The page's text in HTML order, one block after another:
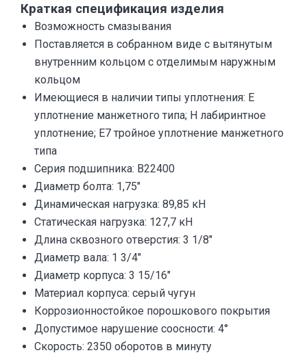
Краткая спецификация изделия
Возможность смазывания
Поставляется в собранном виде с вытянутым
внутренним кольцом с отделимым наружным
кольцом
Имеющиеся в наличии типы уплотнения: E
уплотнение манжетного типа; H лабиринтное
уплотнение; E7 тройное уплотнение манжетного
типа
Серия подшипника: B22400
Диаметр болта: 1,75″
Динамическая нагрузка: 89,85 кН
Статическая нагрузка: 127,7 кН
Длина сквозного отверстия: 3 1/8″
Диаметр вала: 1 3/4″
Диаметр корпуса: 3 15/16″
Материал корпуса: серый чугун
Коррозионностойкое порошкового покрытия
Допустимое нарушение соосности: 4°
Скорость: 2350 оборотов в минуту